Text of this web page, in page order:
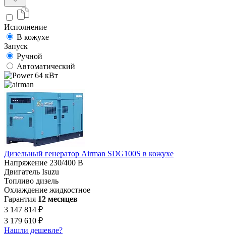
Исполнение
В кожухе
Запуск
Ручной
Автоматический
64 кВт
Дизельный генератор Airman SDG100S в кожухе
Напряжение 230/400 В
Двигатель Isuzu
Топливо дизель
Охлаждение жидкостное
Гарантия 12 месяцев
3 147 814 ₽
3 179 610 ₽
Нашли дешевле?